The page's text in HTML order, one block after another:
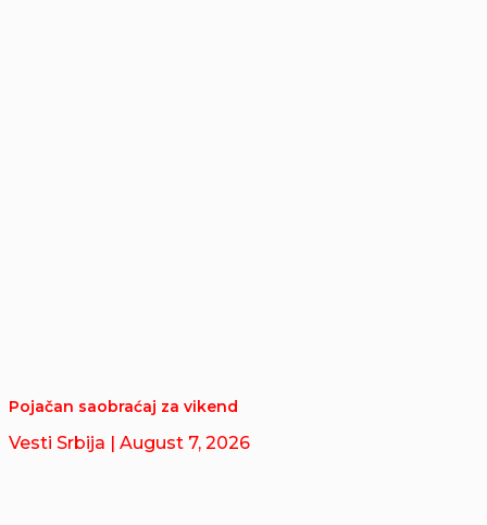
Pojačan saobraćaj za vikend
Vesti Srbija | August 7, 2026